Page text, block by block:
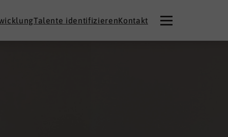
Talente identifizierenKontakt